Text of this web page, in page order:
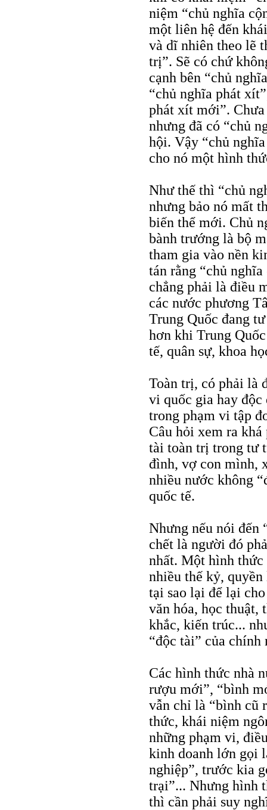
niệm “chủ nghĩa
một liên hệ đến
và dĩ nhiên theo lẽ
trị”. Sẽ có chứ
cạnh bên “chủ
“chủ nghĩa phát
phát xít mới”.
nhưng đã có “chủ
hội. Vậy “chủ
cho nó một hình
Như thế thì “chủ
nhưng bảo nó mất
biến thể mới. Chủ
bành trướng là bộ
tham gia vào nền
tán rằng “chủ
chẳng phải là điều
các nước phương
Trung Quốc đang
hơn khi Trung
tế, quân sự, khoa
Toàn trị, có phải là
vi quốc gia hay
trong phạm vi tập
Câu hỏi xem ra
tài toàn trị trong tư
đình, vợ con mình,
nhiều nước không
quốc tế.
Nhưng nếu nói đến
chết là người đó
nhất. Một hình thức
nhiều thế kỷ,
tại sao lại để lại
văn hóa, học thuật,
khắc, kiến trúc...
“độc tài” của chính
Các hình thức nhà
rượu mới”, “bình
vẫn chỉ là “bình cũ
thức, khái niệm
những phạm vi,
kinh doanh lớn gọi
nghiệp”, trước kia
trại”... Nhưng hình
thì cần phải suy